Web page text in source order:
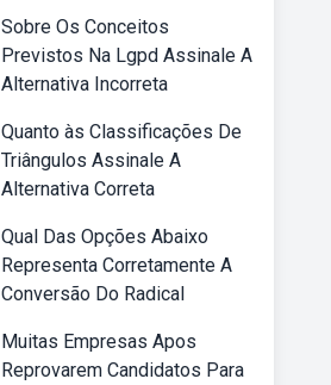
Sobre Os Conceitos
Previstos Na Lgpd Assinale A
Alternativa Incorreta
Quanto às Classificações De
Triângulos Assinale A
Alternativa Correta
Qual Das Opções Abaixo
Representa Corretamente A
Conversão Do Radical
Muitas Empresas Apos
Reprovarem Candidatos Para